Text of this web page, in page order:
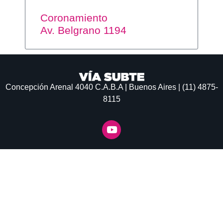
Coronamiento
Av. Belgrano 1194
Concepción Arenal 4040C.A.B.A | Buenos Aires | (11) 4875-
8115